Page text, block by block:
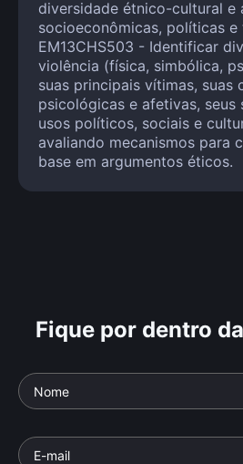
diversidade étnico-cultural e
socioeconômicas, políticas e
EM13CHS503 - Identificar
violência (física, simbólica,
suas principais vítimas, suas
psicológicas e afetivas, seus
usos políticos, sociais e
avaliando mecanismos para
base em argumentos éticos.
Fique por dentro